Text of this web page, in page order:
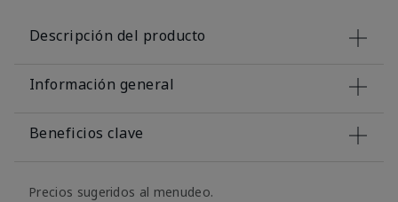
Descripción del producto
Información general
Beneficios clave
Precios sugeridos al menudeo.